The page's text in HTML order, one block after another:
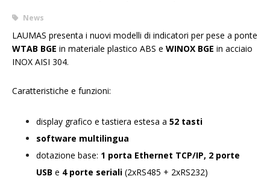
News
LAUMAS presenta i nuovi modelli di indicatori per pese a ponte
WTAB BGE in materiale plastico ABS e WINOX BGE in acciaio
INOX AISI 304.
Caratteristiche e funzioni:
display grafico e tastiera estesa a 52 tasti
software multilingua
dotazione base: 1 porta Ethernet TCP/IP, 2 porte
USB e 4 porte seriali (2xRS485 + 2xRS232)